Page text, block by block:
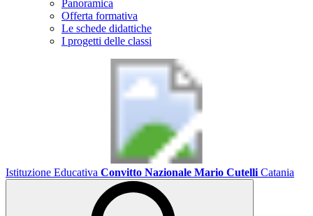
Panoramica
Offerta formativa
Le schede didattiche
I progetti delle classi
Istituzione Educativa Convitto Nazionale Mario Cutelli Catania